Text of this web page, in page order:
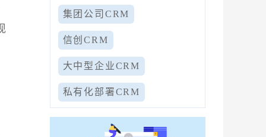
集团公司CRM
信创CRM
大中型企业CRM
私有化部署CRM